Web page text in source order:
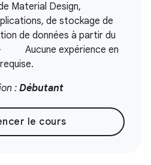
Material Design,
de stockage de
de données à partir du
Aucune expérience en
:Débutant
le cours